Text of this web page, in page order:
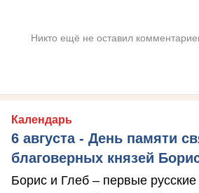
Никто ещё не оставил
Календарь
6 августа - День памяти
благоверных князей
Борис и Глеб – первые